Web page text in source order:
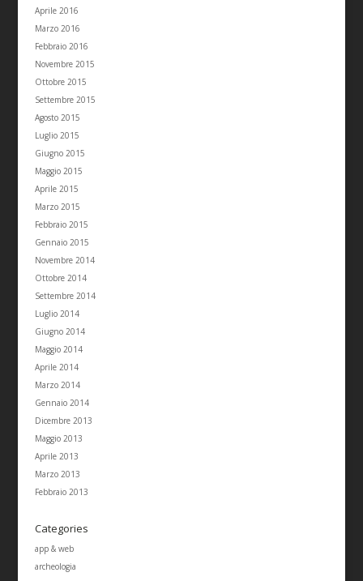
Aprile 2016
Marzo 2016
Febbraio 2016
Novembre 2015
Ottobre 2015
Settembre 2015
Agosto 2015
Luglio 2015
Giugno 2015
Maggio 2015
Aprile 2015
Marzo 2015
Febbraio 2015
Gennaio 2015
Novembre 2014
Ottobre 2014
Settembre 2014
Luglio 2014
Giugno 2014
Maggio 2014
Aprile 2014
Marzo 2014
Gennaio 2014
Dicembre 2013
Maggio 2013
Aprile 2013
Marzo 2013
Febbraio 2013
Categories
app & web
archeologia